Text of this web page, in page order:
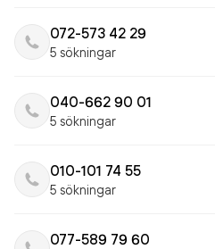
072-573 42 29
5 sökningar
040-662 90 01
5 sökningar
010-101 74 55
5 sökningar
077-589 79 60